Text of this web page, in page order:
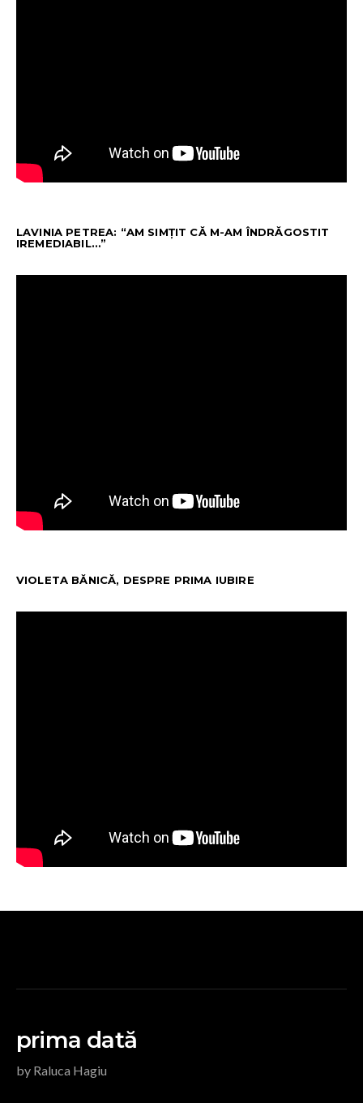
LAVINIA PETREA: “AM SIMȚIT CĂ M-AM ÎNDRĂGOSTIT
IREMEDIABIL…”
VIOLETA BĂNICĂ, DESPRE PRIMA IUBIRE
prima dată
by Raluca Hagiu